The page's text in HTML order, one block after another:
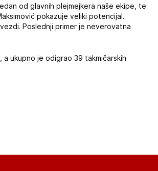
od glavnih plejmejkera naše ekipe, te
pokazuje veliki potencijal.
Poslednji primer je neverovatna
ukupno je odigrao 39 takmičarskih